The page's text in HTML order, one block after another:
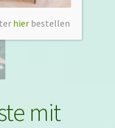
mit
hier bestellen